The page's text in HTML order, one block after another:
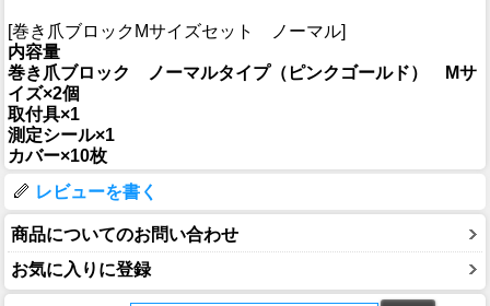
[巻き爪ブロックMサイズセット ノーマル]
内容量
巻き爪ブロック ノーマルタイプ（ピンクゴールド） Mサ
イズ×2個
取付具×1
測定シール×1
カバー×10枚
レビューを書く
商品についてのお問い合わせ
お気に入りに登録